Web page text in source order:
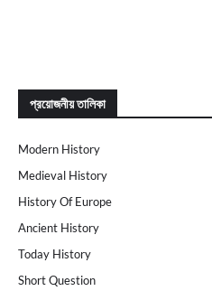
প্রয়োজনীয় তালিকা
Modern History
Medieval History
History Of Europe
Ancient History
Today History
Short Question